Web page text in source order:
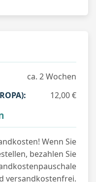
ca. 2 Wochen
12,00 €
Wenn Sie
bezahlen Sie
versandkostenfrei.